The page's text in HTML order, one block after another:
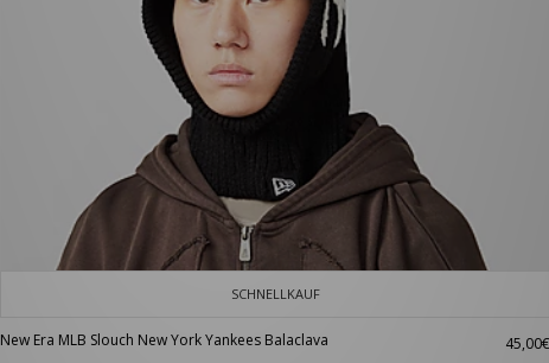
SCHNELLKAUF
New Era MLB Slouch New York Yankees Balaclava 45,00€